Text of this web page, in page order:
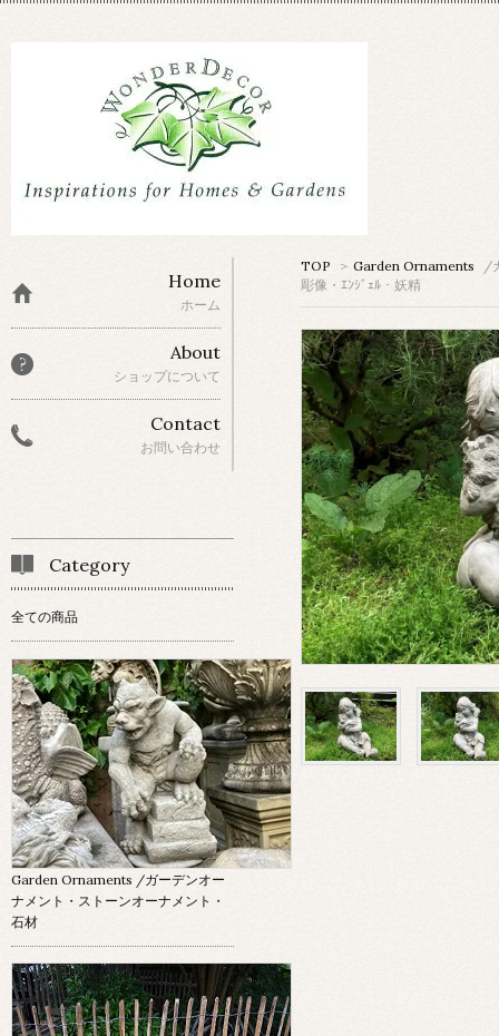
TOP > Garden Ornaments
/
彫像・ｴﾝｼﾞｪﾙ・妖精
Home
ホーム
About
ショップについて
Contact
お問い合わせ
Category
全ての商品
Garden Ornaments /ガーデンオー
ナメント・ストーンオーナメント・
石材